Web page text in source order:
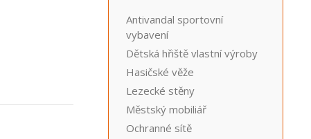
Antivandal sportovní
vybavení
Dětská hřiště vlastní výroby
Hasičské věže
Lezecké stěny
Městský mobiliář
Ochranné sítě